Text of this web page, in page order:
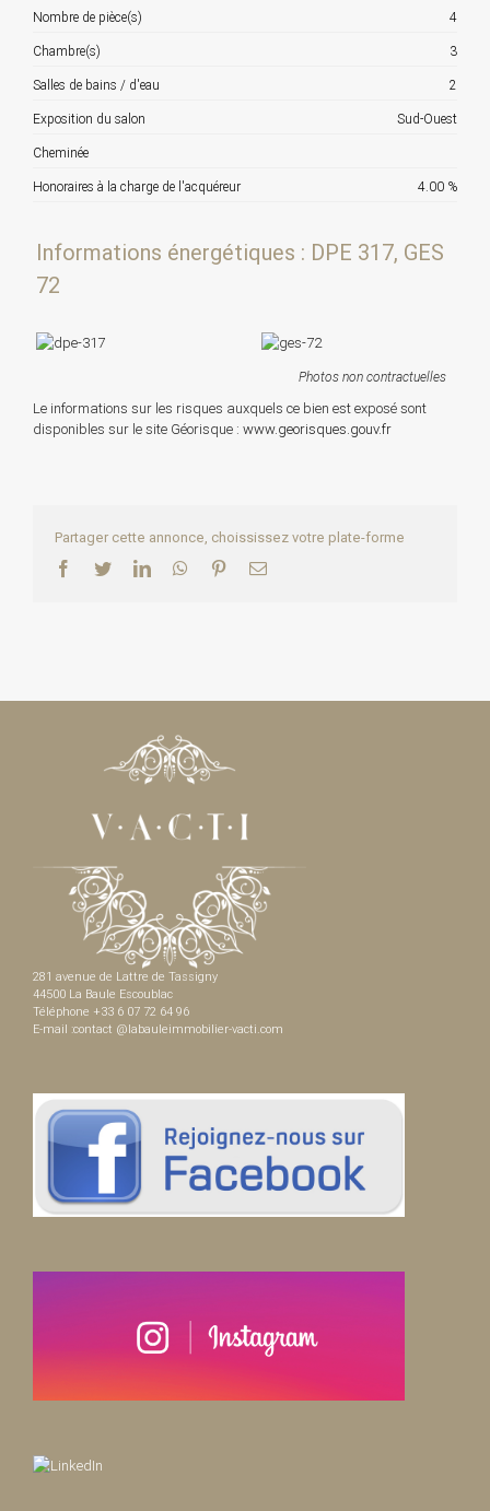
Nombre de pièce(s) 4
Chambre(s) 3
Salles de bains / d'eau 2
Exposition du salon Sud-Ouest
Cheminée
Honoraires à la charge de l'acquéreur 4.00 %
Informations énergétiques : DPE 317, GES
72
Photos non contractuelles
Le informations sur les risques auxquels ce bien est exposé sont
disponibles sur le site Géorisque : www.georisques.gouv.fr
Partager cette annonce, choississez votre plate-forme
Facebook
TwitterLinkedInWhatsApp
PinterestEmail
281 avenue de Lattre de Tassigny
44500 La Baule Escoublac
Téléphone +33 6 07 72 64 96
E-mail :contact @labauleimmobilier-vacti.com